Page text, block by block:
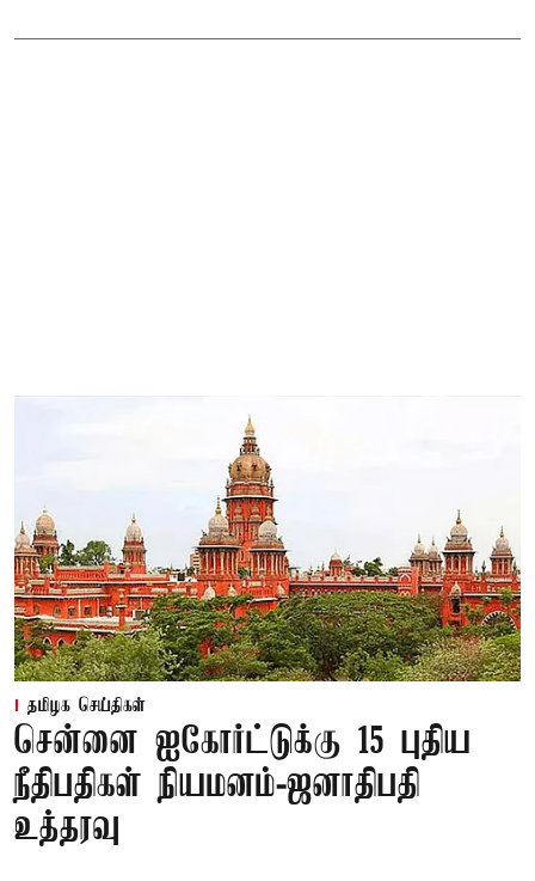
தமிழக செய்திகள்
சென்னை ஐகோர்ட்டுக்கு 15 புதிய
நீதிபதிகள் நியமனம்-ஜனாதிபதி
உத்தரவு